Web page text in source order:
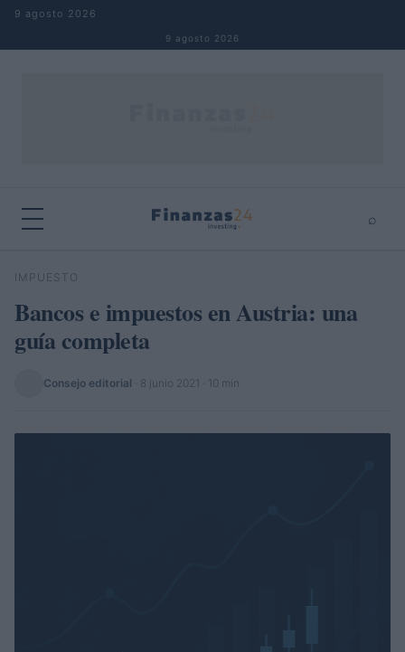
Saltar al contenido
9 agosto 2026
9 agosto 2026
⌕
Buscar
IMPUESTO
Bancos e impuestos en Austria: una
guía completa
Consejo editorial 8 junio 2021 · 10 min